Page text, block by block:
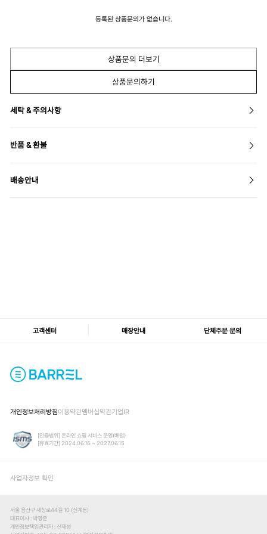
등록된 상품문의가 없습니다.
상품문의 더보기
상품문의하기
세탁 & 주의사항
반품 & 환불
배송안내
고객센터 매장안내 단체주문 문의
개인정보처리방침이용약관멤버십약관기업IR
[인증범위] 온라인 쇼핑 서비스 운영(배럴)
[유효기간] 2024.06.16 ~ 2027.06.15
사업자정보 확인
서울 용산구 새창로44길 10 (신계동)
대표이사
박영준
개인정보책임관리자
신재성